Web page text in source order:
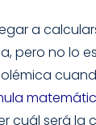
a
pero no lo
cuál será la